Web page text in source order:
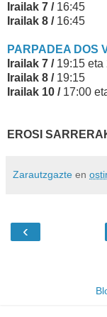
Irailak 7 / 16:45
Irailak 8 / 16:45
PARPADEA DOS
Irailak 7 / 19:15 eta
Irailak 8 / 19:15
Irailak 10 / 17:00
EROSI
Zarautzgazte en
‹